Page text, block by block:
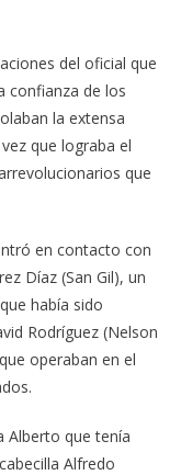
del oficial que
confianza de los
la extensa
que lograba el
que
en contacto con
Díaz (San Gil), un
había sido
Rodríguez (Nelson
operaban en el
Alberto que tenía
Alfredo